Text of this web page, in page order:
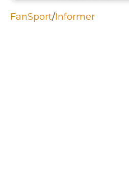
FanSport/Informer